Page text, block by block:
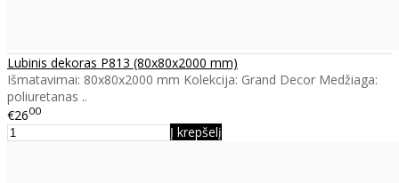
Lubinis dekoras P813 (80x80x2000 mm)
Išmatavimai: 80x80x2000 mm Kolekcija: Grand Decor Medžiaga:
poliuretanas ..
€2600
Į krepšelį